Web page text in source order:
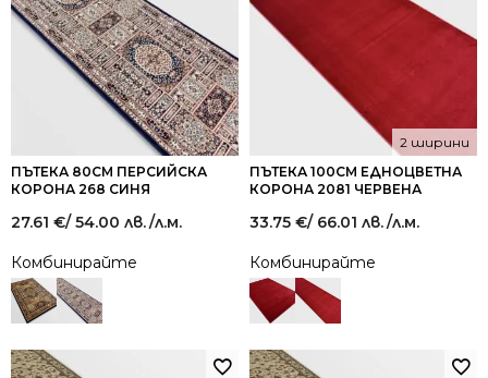
ПЪТЕКА 80СМ ПЕРСИЙСКА
КОРОНА 268 СИНЯ
27.61 €/ 54.00 лв./л.м.
Комбинирайте
ПЪТЕКА 100СМ ЕДНОЦВЕТНА
КОРОНА 2081 ЧЕРВЕНА
2 ширини
33.75 €/ 66.01 лв./л.м.
Комбинирайте